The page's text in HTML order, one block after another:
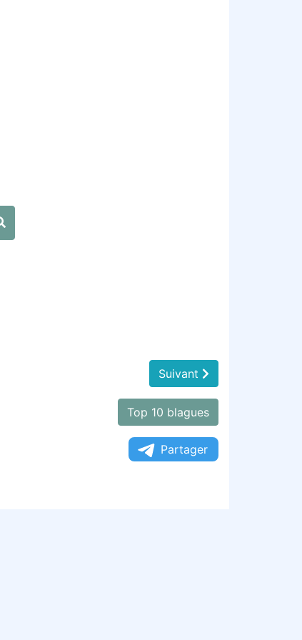
Suivant
Top 10 blagues
Partager